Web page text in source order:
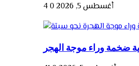
أغسطس 5, 2026 0
4